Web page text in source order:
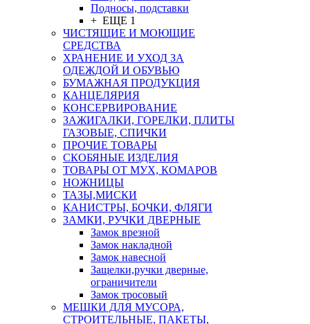
Подносы, подставки
+ ЕЩЕ 1
ЧИСТЯЩИЕ И МОЮЩИЕ
СРЕДСТВА
ХРАНЕНИЕ И УХОД ЗА
ОДЕЖДОЙ И ОБУВЬЮ
БУМАЖНАЯ ПРОДУКЦИЯ
КАНЦЕЛЯРИЯ
КОНСЕРВИРОВАНИЕ
ЗАЖИГАЛКИ, ГОРЕЛКИ, ПЛИТЫ
ГАЗОВЫЕ, СПИЧКИ
ПРОЧИЕ ТОВАРЫ
СКОБЯНЫЕ ИЗДЕЛИЯ
ТОВАРЫ ОТ МУХ, КОМАРОВ
НОЖНИЦЫ
ТАЗЫ,МИСКИ
КАНИСТРЫ, БОЧКИ, ФЛЯГИ
ЗАМКИ, РУЧКИ ДВЕРНЫЕ
Замок врезной
Замок накладной
Замок навесной
Защелки,ручки дверные,
ограничители
Замок тросовый
МЕШКИ ДЛЯ МУСОРА,
СТРОИТЕЛЬНЫЕ, ПАКЕТЫ,